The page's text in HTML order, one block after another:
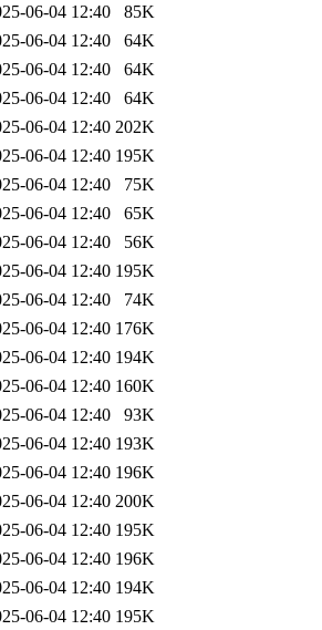
06-04 12:40
85K
06-04 12:40
64K
06-04 12:40
64K
06-04 12:40
64K
06-04 12:40 202K
06-04 12:40 195K
06-04 12:40
75K
06-04 12:40
65K
06-04 12:40
56K
06-04 12:40 195K
06-04 12:40
74K
06-04 12:40 176K
06-04 12:40 194K
06-04 12:40 160K
06-04 12:40
93K
06-04 12:40 193K
06-04 12:40 196K
06-04 12:40 200K
06-04 12:40 195K
06-04 12:40 196K
06-04 12:40 194K
06-04 12:40 195K